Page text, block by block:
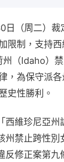
日（周二）裁
限制，支持
（Idaho）
，為保守派
史性勝利。
西維珍尼亞州
州禁止跨性別
反修正案第九